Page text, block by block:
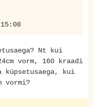
Nt kui
vorm, 160 kraadi
kui
vormi?